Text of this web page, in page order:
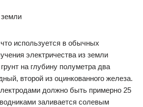
используется в обычных
электричества из земли
на глубину полуметра два
второй из оцинкованного железа.
должно быть примерно 25
заливается солевым